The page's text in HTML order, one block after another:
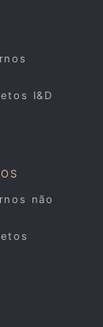
I&D
não